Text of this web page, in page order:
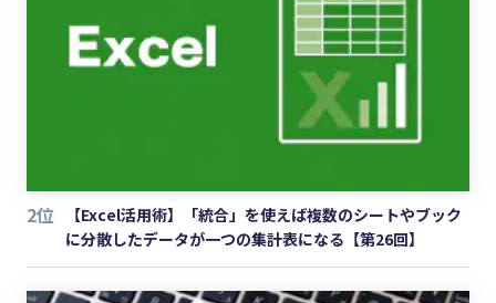
2位
【Excel活用術】「統合」を使えば複数のシートやブック
に分散したデータが一つの集計表になる【第26回】